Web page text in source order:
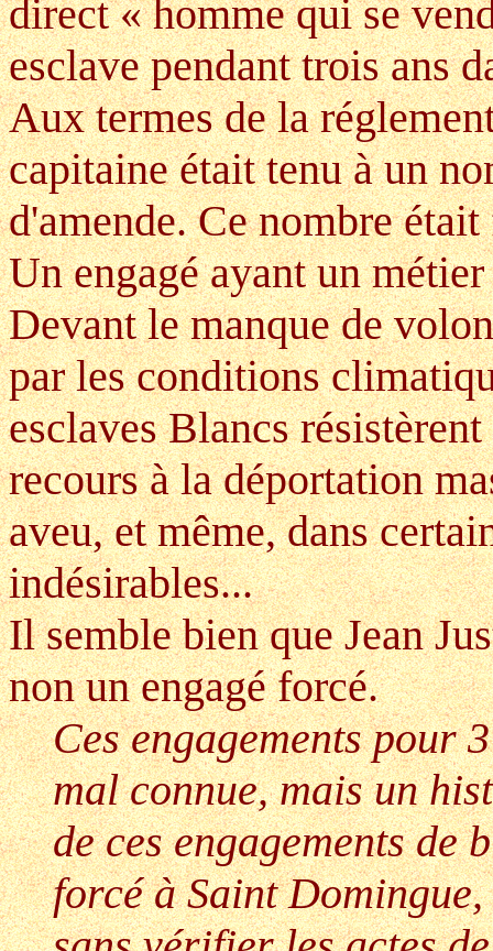
direct « homme qui se
esclave pendant trois ans
Aux termes de la
capitaine était tenu à un
d'amende. Ce nombre
Un engagé ayant un
Devant le manque de
par les conditions
esclaves Blancs
recours à la déportation
aveu, et même, dans
indésirables...
Il semble bien que Jean
non un engagé forcé.
Ces engagements pour
mal connue, mais un
de ces engagements de
forcé à Saint